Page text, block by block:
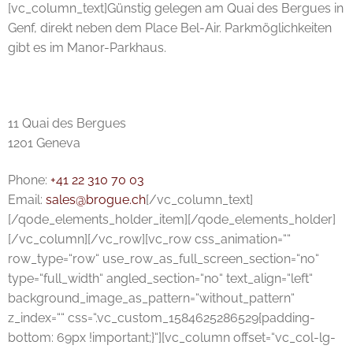
[vc_column_text]Günstig gelegen am Quai des Bergues in
Genf, direkt neben dem Place Bel-Air. Parkmöglichkeiten
gibt es im Manor-Parkhaus.
11 Quai des Bergues
1201 Geneva
Phone: +41 22 310 70 03
Email: sales@brogue.ch[/vc_column_text]
[/qode_elements_holder_item][/qode_elements_holder]
[/vc_column][/vc_row][vc_row css_animation=““
row_type=“row“ use_row_as_full_screen_section=“no“
type=“full_width“ angled_section=“no“ text_align=“left“
background_image_as_pattern=“without_pattern“
z_index=““ css=“.vc_custom_1584625286529{padding-
bottom: 69px !important;}“][vc_column offset=“vc_col-lg-